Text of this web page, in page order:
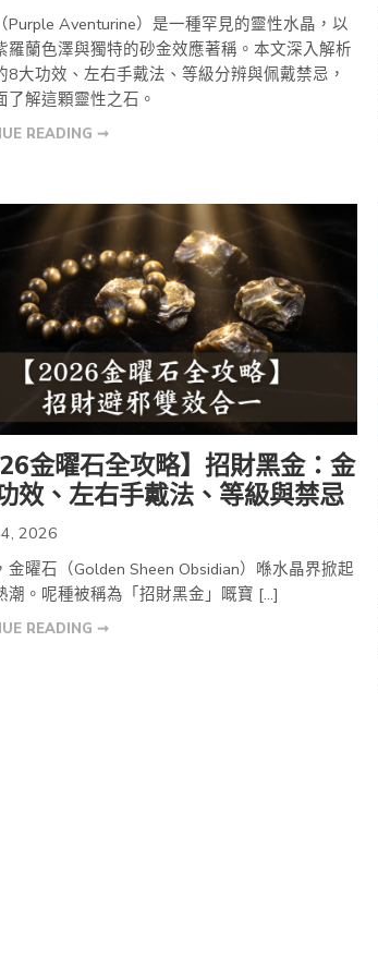
Purple Aventurine）是一種罕見的靈性水晶，以
羅蘭色澤與獨特的砂金效應著稱。本文深入解析
8大功效、左右手戴法、等級分辨與佩戴禁忌，
了解這顆靈性之石。
READING ➞
金曜石全攻略】招財黑金：金
效、左右手戴法、等級與禁忌
2026
金曜石（Golden Sheen Obsidian）喺水晶界掀起
潮。呢種被稱為「招財黑金」嘅寶 […]
READING ➞